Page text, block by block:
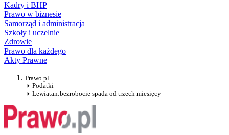
Kadry i BHP
Prawo w biznesie
Samorząd i administracja
Szkoły i uczelnie
Zdrowie
Prawo dla każdego
Akty Prawne
Prawo.pl
Podatki
Lewiatan:bezrobocie spada od trzech miesięcy